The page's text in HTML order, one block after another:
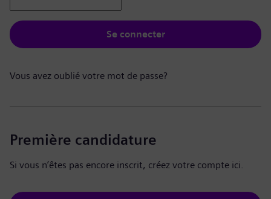
Se connecter
Vous avez oublié votre mot de passe?
Première candidature
Si vous n’êtes pas encore inscrit, créez votre compte ici.